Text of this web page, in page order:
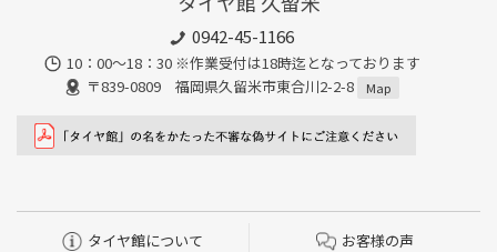
0942-45-1166
10：00～18：30 ※作業受付は18時迄となっております
〒839-0809 福岡県久留米市東合川2-2-8
Map
タイヤ館について お客様の声